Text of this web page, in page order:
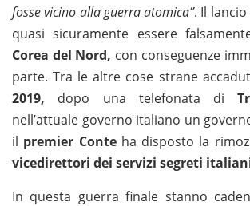
fosse vicino alla guerra atomica”. Il
quasi sicuramente essere
Corea del Nord, con conseguenze
parte. Tra le altre cose strane
2019, dopo una telefonata di
nell’attuale governo italiano un
il premier Conteha disposto la
vicedirettori dei servizi segreti
In questa guerra finale stanno